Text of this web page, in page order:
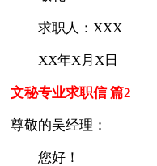
求职人：XXX
XX年X月X日
文秘专业求职信 篇2
尊敬的吴经理：
您好！